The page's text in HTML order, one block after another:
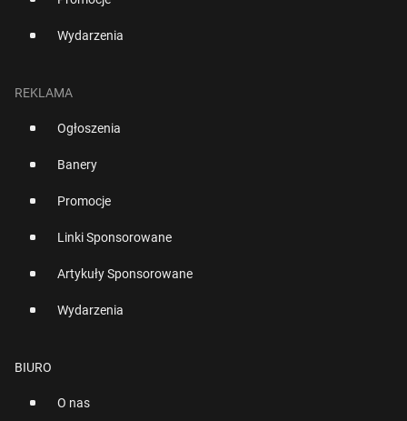
Wydarzenia
REKLAMA
Ogłoszenia
Banery
Promocje
Linki Sponsorowane
Artykuły Sponsorowane
Wydarzenia
BIURO
O nas